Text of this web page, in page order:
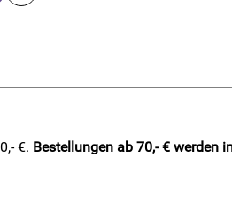
€. Bestellungen ab 70,- € werden